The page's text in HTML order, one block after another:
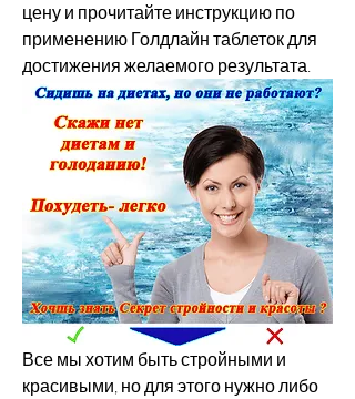
цену и прочитайте инструкцию по
применению Голдлайн таблеток для
достижения желаемого результата.
Все мы хотим быть стройными и
красивыми, но для этого нужно либо